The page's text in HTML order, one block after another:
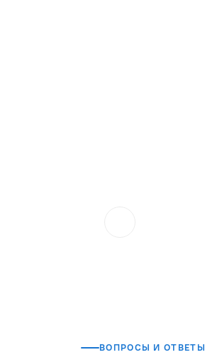
ВОПРОСЫ И ОТВЕТЫ